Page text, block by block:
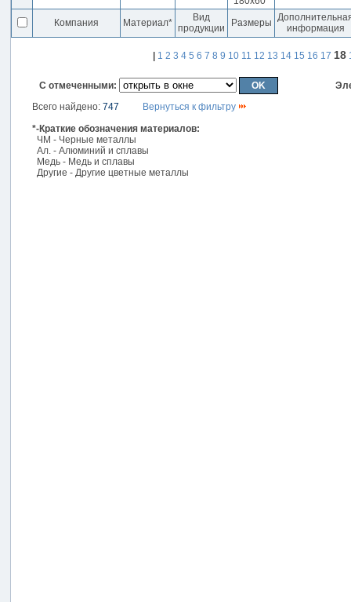
Компания
Материал*
Вид
продукции
Размеры
информация
1 2 3 4 5 6 7 8 9 10 11 12 13 14 15 16 17 18
С отмеченными:
Всего найдено: 747
Вернуться к фильтру
*-Краткие обозначения материалов:
ЧМ - Черные металлы
Ал. - Алюминий и сплавы
Медь - Медь и сплавы
Другие - Другие цветные металлы